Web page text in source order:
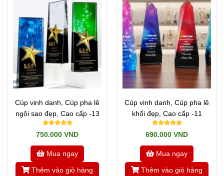
Cúp vinh danh, Cúp pha lê
ngôi sao đẹp, Cao cấp -13
750.000 VND
Mua ngay
Thêm vào giỏ hàng
Cúp vinh danh, Cúp pha lê
khối đẹp, Cao cấp -11
690.000 VND
Mua ngay
Thêm vào giỏ hàng